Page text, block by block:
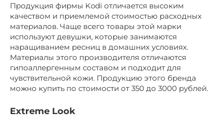
Продукция фирмы Kodi отличается высоким
качеством и приемлемой стоимостью расходных
материалов. Чаще всего товары этой марки
используют девушки, которые занимаются
наращиванием ресниц в домашних условиях.
Материалы этого производителя отличаются
гипоаллергенным составом и подходит для
чувствительной кожи. Продукцию этого бренда
можно купить по стоимости от 350 до 3000 рублей.
Extreme Look